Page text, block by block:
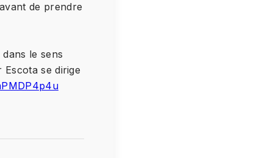
de prendre
le sens
se dirige